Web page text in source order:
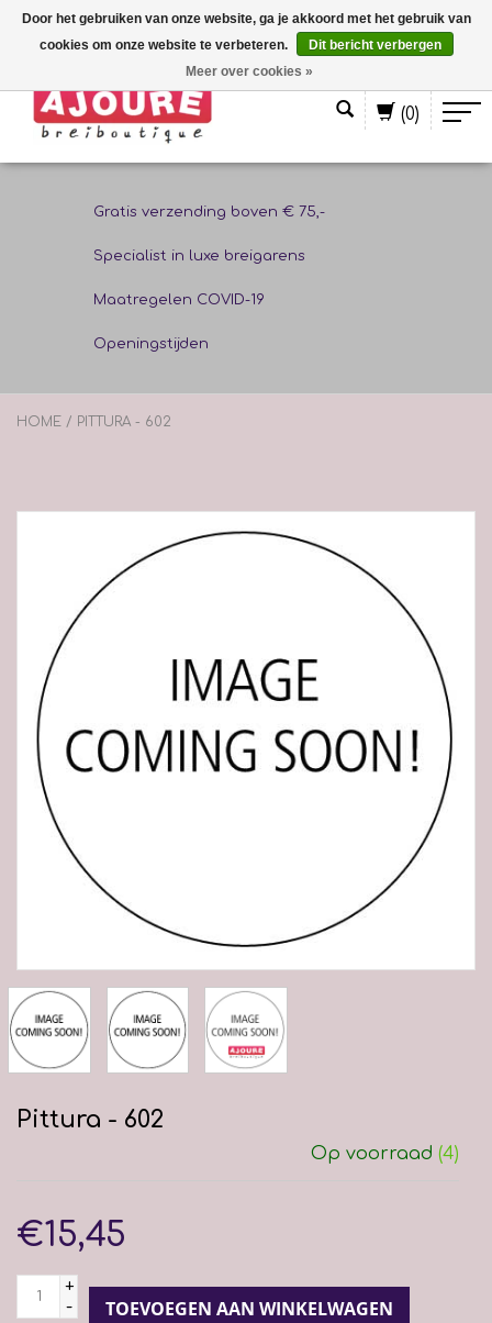
(0)
Gratis verzending boven € 75,-
Specialist in luxe breigarens
Maatregelen COVID-19
Openingstijden
HOME / PITTURA - 602
Pittura - 602
Op voorraad (4)
€15,45
+
-
TOEVOEGEN AAN WINKELWAGEN
Door het gebruiken van onze website, ga je akkoord met het gebruik van
cookies om onze website te verbeteren.
Dit bericht verbergen
Meer over cookies »